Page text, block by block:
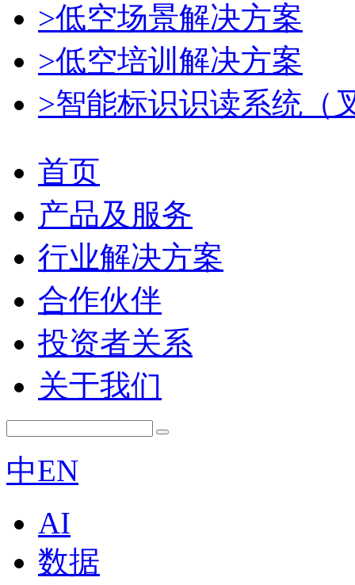
>低空场景解决方案
>低空培训解决方案
>智能标识识读系统（
首页
产品及服务
行业解决方案
合作伙伴
投资者关系
关于我们
中EN
AI
数据